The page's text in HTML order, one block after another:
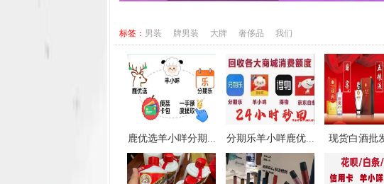
标签： 男装 牌男装 大牌 奢侈品 我们
鹿优选羊小咩分期... 分期乐羊小咩鹿优... 现货白酒批